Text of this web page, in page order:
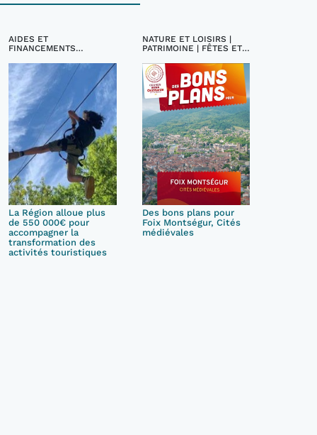
AIDES ET
FINANCEMENTS
La Région alloue plus
de 550 000€ pour
accompagner la
transformation des
activités touristiques
NATURE ET LOISIRS |
PATRIMOINE | FÊTES ET
INCONTOURNABLES
Des bons plans pour
Foix Montségur, Cités
médiévales